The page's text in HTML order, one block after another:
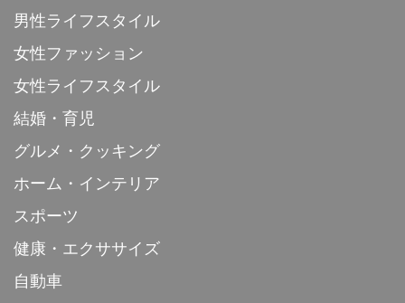
男性ライフスタイル
女性ファッション
女性ライフスタイル
結婚・育児
グルメ・クッキング
ホーム・インテリア
スポーツ
健康・エクササイズ
自動車